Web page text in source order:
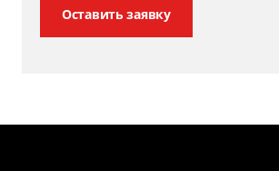
Оставить заявку